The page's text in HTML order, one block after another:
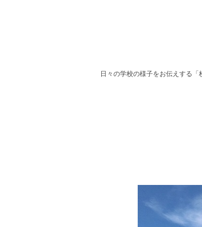
日々の学校の様子をお伝えする